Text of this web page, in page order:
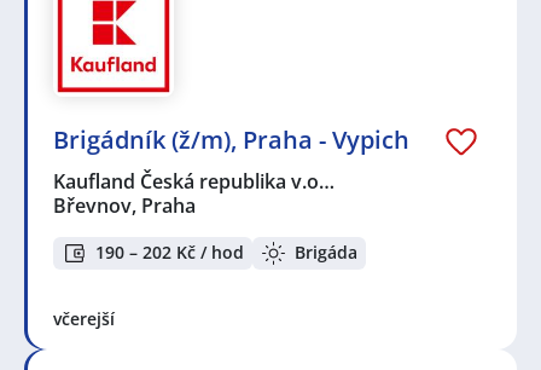
Brigádník (ž/m), Praha - Vypich
Kaufland Česká republika v.o…
Břevnov, Praha
190 – 202 Kč / hod Brigáda
včerejší